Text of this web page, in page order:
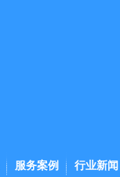
服务案例 行业新闻